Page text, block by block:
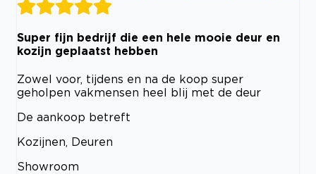
Super fijn bedrijf die een hele mooie deur en
kozijn geplaatst hebben
Zowel voor, tijdens en na de koop super
geholpen vakmensen heel blij met de deur
De aankoop betreft
Kozijnen, Deuren
Showroom